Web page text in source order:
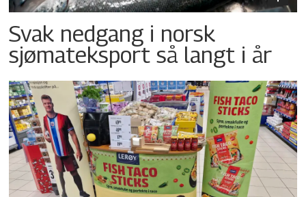
Svak nedgang i norsk
sjømateksport så langt i år